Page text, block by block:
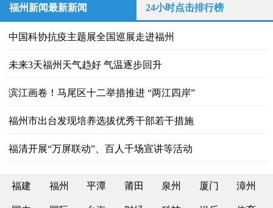
福州新闻最新新闻 24小时点击排行榜
中国科协抗疫主题展全国巡展走进福州
未来3天福州天气趋好 气温逐步回升
滨江画卷！马尾区十二举措推进 “两江四岸”
福州市出台发现培养选拔优秀干部若干措施
福清开展“万屏联动”、百人千场宣讲等活动
福建 福州 平潭 莆田 泉州 厦门 漳州